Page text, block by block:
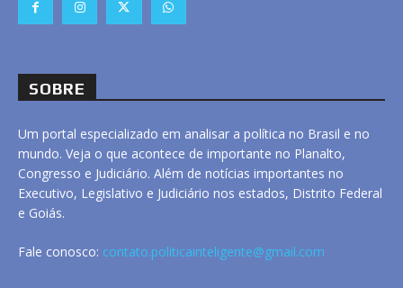
SOBRE
Um portal especializado em analisar a política no Brasil e no
mundo. Veja o que acontece de importante no Planalto,
Congresso e Judiciário. Além de notícias importantes no
Executivo, Legislativo e Judiciário nos estados, Distrito Federal
e Goiás.
Fale conosco: contato.politicainteligente@gmail.com